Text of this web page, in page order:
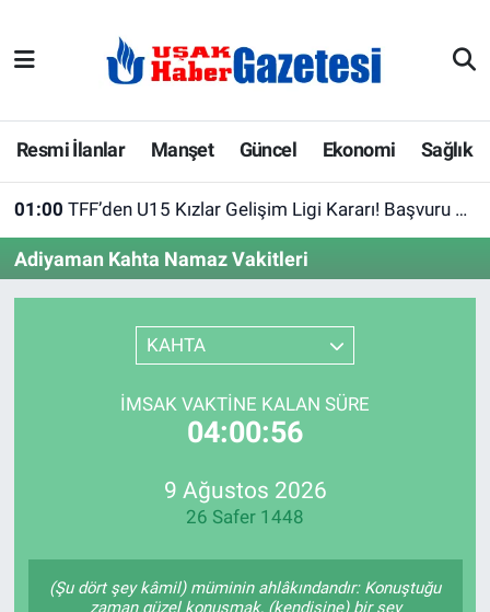
Resmi İlanlar Manşet Güncel Ekonomi Sağlık
01:00 TFF’den U15 Kızlar Gelişim Ligi Kararı! Başvuru Süresi Uzatıldı
Adiyaman Kahta Namaz Vakitleri
KAHTA
İMSAK VAKTINE KALAN SÜRE
04:00:56
9 Ağustos 2026
26 Safer 1448
(Şu dört şey kâmil) müminin ahlâkındandır: Konuştuğu
zaman güzel konuşmak, (kendisine) bir şey
E-Gazete
Ekonomi
Güncel
Resmi İlanlar
Uşak Hava Durumu
Uşak Trafik Yoğunluk Haritası
Tüm Manşetler
Haber Arşivi